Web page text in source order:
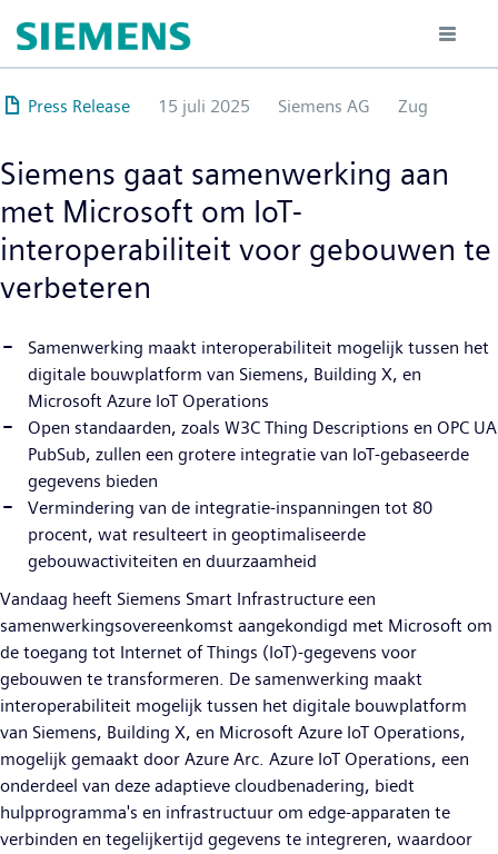
en
naar
de
inhoud
Press Release 15 juli 2025 Siemens AG Zug
Siemens gaat samenwerking aan
met Microsoft om IoT-
interoperabiliteit voor gebouwen te
verbeteren
Samenwerking maakt interoperabiliteit mogelijk tussen het
digitale bouwplatform van Siemens, Building X, en
Microsoft Azure IoT Operations
Open standaarden, zoals W3C Thing Descriptions en OPC UA
PubSub, zullen een grotere integratie van IoT-gebaseerde
gegevens bieden
Vermindering van de integratie-inspanningen tot 80
procent, wat resulteert in geoptimaliseerde
gebouwactiviteiten en duurzaamheid
Vandaag heeft Siemens Smart Infrastructure een
samenwerkingsovereenkomst aangekondigd met Microsoft om
de toegang tot Internet of Things (IoT)-gegevens voor
gebouwen te transformeren. De samenwerking maakt
interoperabiliteit mogelijk tussen het digitale bouwplatform
van Siemens, Building X, en Microsoft Azure IoT Operations,
mogelijk gemaakt door Azure Arc. Azure IoT Operations, een
onderdeel van deze adaptieve cloudbenadering, biedt
hulpprogramma's en infrastructuur om edge-apparaten te
verbinden en tegelijkertijd gegevens te integreren, waardoor